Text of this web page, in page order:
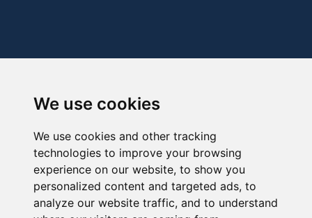
We use cookies
We use cookies and other tracking
technologies to improve your browsing
experience on our website, to show you
personalized content and targeted ads, to
analyze our website traffic, and to understand